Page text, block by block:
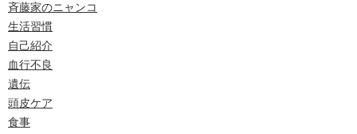
斉藤家のニャンコ
生活習慣
自己紹介
血行不良
遺伝
頭皮ケア
食事